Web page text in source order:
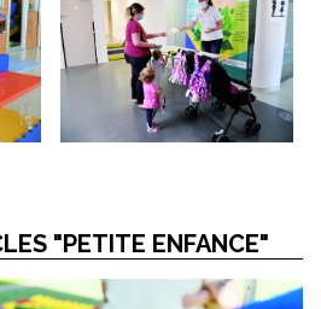
"PETITE ENFANCE"